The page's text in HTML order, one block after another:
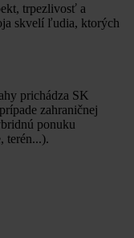
trpezlivosť a
skvelí ľudia, ktorých
prichádza SK
zahraničnej
ponuku
terén...).